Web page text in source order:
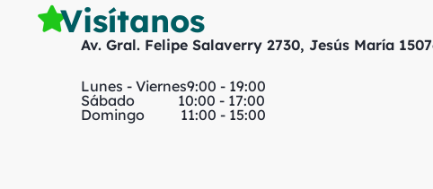
Visítanos
Av. Gral. Felipe Salaverry 2730, Jesús María
Lunes - Viernes9:00 - 19:00
Sábado 10:00 - 17:00
Domingo 11:00 - 15:00